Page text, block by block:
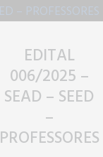
EDITAL
006/2025 –
SEAD – SEED
–
PROFESSORES